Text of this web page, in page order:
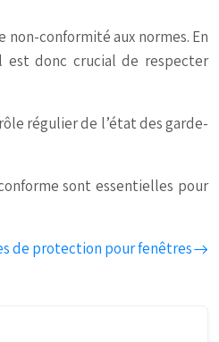
conformité aux normes. En
est donc crucial de respecter
régulier de l’état des garde-
sont essentielles pour
de protection pour fenêtres